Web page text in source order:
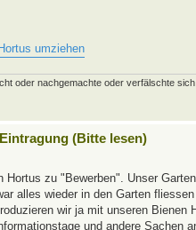
umziehen
oder nachgemachte oder verfälschte
(Bitte lesen)
Hortus zu "Bewerben". Unser
alles wieder in den Garten
wir ja mit unseren Bienen
und andere Sachen